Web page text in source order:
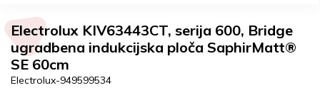
Electrolux KIV63443CT, serija 600, Bridge
ugradbena indukcijska ploča SaphirMatt®
SE 60cm
Electrolux-949599534